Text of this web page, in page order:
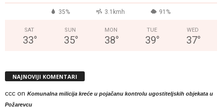
35% 3.1kmh 91%
SAT
33°
SUN
35°
MON
38°
TUE
39°
WED
37°
NAJNOVIJI KOMENTARI
ccc on Komunalna milicija kreće u pojačanu kontrolu ugostiteljskih objekata u
Požarevcu